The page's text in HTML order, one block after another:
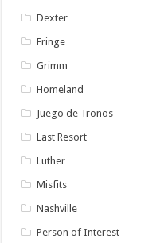
Dexter
Fringe
Grimm
Homeland
Juego de Tronos
Last Resort
Luther
Misfits
Nashville
Person of Interest